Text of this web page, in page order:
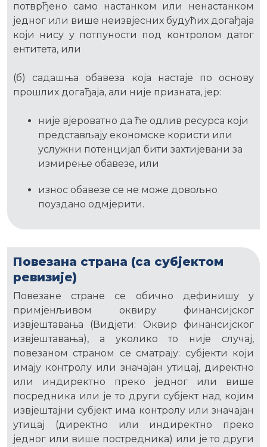
потврђено само настанком или ненастанком
једног или више неизвјесних будућих догађаја
који нису у потпуности под контролом датог
ентитета, или
(б) садашња обавеза која настаје по основу
прошлих догађаја, али није призната, јер:
није вјероватно да ће одлив ресурса који
представљају економске користи или
услужни потенцијал бити захтијевани за
измирење обавезе, или
износ обавезе се не може довољно
поуздано одмјерити.
Повезана страна (са субјектом
ревизије)
Повезане стране се обично дефинишу у
примјенљивом оквиру финансијског
извјештавања (Видјети: Оквир финансијског
извјештавања), а уколико то није случај,
повезаном страном се сматрају: субјекти који
имају контролу или значајан утицај, директно
или индиректно преко једног или више
посредника или је то други субјект над којим
извјештајни субјект има контролу или значајан
утицај (директно или индиректно преко
једног или више постредника) или је то други